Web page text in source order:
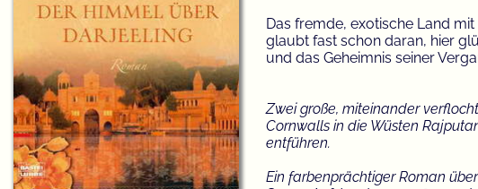
Das fremde, exotische Land
glaubt fast schon daran, hier
und das Geheimnis seiner
Zwei große, miteinander
Cornwalls in die Wüsten
entführen.
Ein farbenprächtiger Roman